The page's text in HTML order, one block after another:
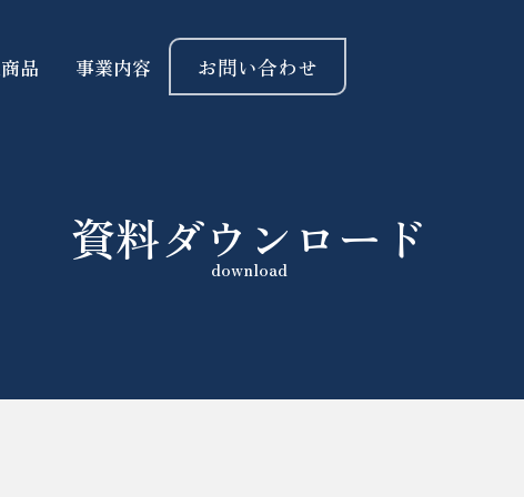
品 事業内容 お問い合わせ
資料ダウンロード
download